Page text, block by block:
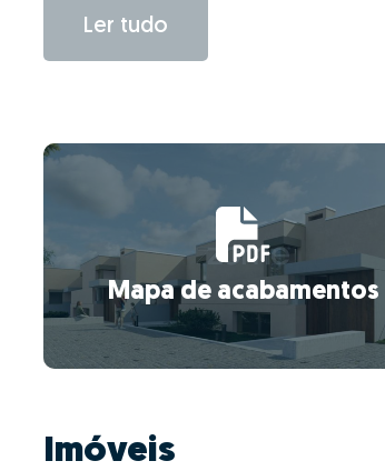
Ler tudo
Mapa de acabamentos
Imóveis